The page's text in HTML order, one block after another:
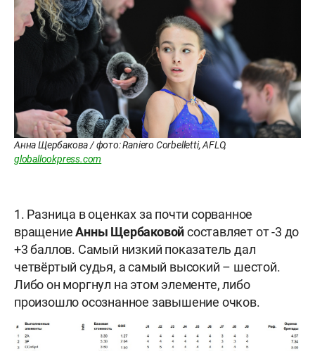
Анна Щербакова / фото: Raniero Corbelletti, AFLO,
globallookpress.com
1. Разница в оценках за почти сорванное
вращениеАнны Щербаковойсоставляет от -3 до
+3 баллов. Самый низкий показатель дал
четвёртый судья, а самый высокий – шестой.
Либо он моргнул на этом элементе, либо
произошло осознанное завышение очков.